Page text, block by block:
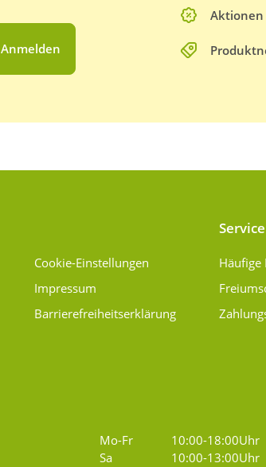
Anmelden
Aktionen
Cookie-Einstellungen
Impressum
Barrierefreiheitserklärung
Service
Häufige
Mo-Fr
10:00-18:00Uhr
Sa
10:00-13:00Uhr